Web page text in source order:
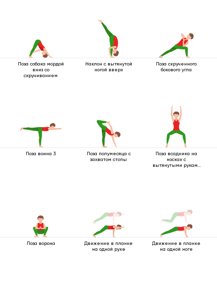
Поза собака мордой
вниз со
скручиванием
Наклон с вытянутой
ногой вверх
Поза скрученного
бокового угла
Поза воина 3
Поза полумесяца с
захватом стопы
Поза всадника на
носках с
вытянутыми руками
Поза ворона
Движение в планке
на одной руке
Движение в планке
на одной ноге